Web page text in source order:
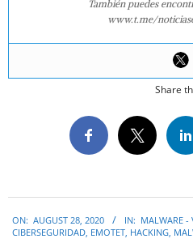
También puedes
www.t.me/
Share
08-
ON: AUGUST 28, 2020 IN: MALWARE -
CIBERSEGURIDAD EMOTET HACKING